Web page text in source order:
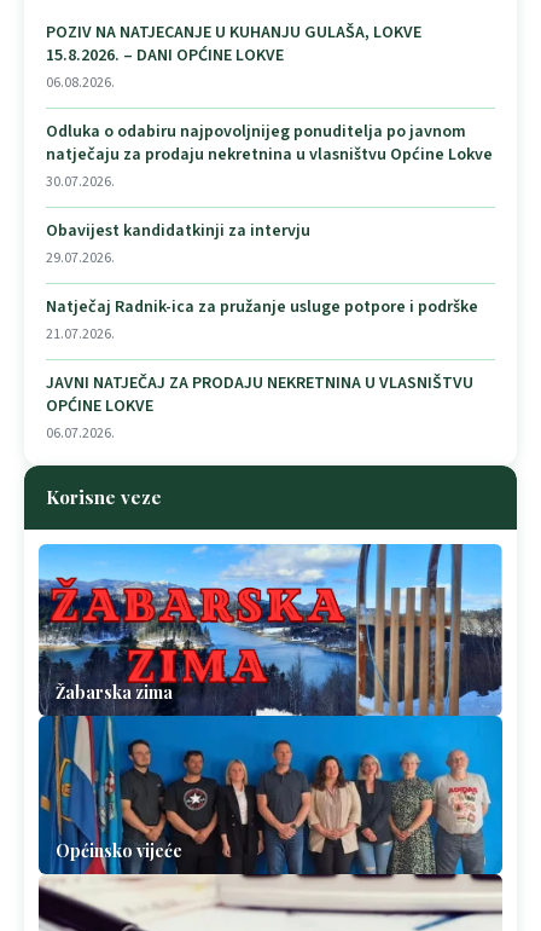
POZIV NA NATJECANJE U KUHANJU GULAŠA, LOKVE
15.8.2026. – DANI OPĆINE LOKVE
06.08.2026.
Odluka o odabiru najpovoljnijeg ponuditelja po javnom
natječaju za prodaju nekretnina u vlasništvu Općine Lokve
30.07.2026.
Obavijest kandidatkinji za intervju
29.07.2026.
Natječaj Radnik-ica za pružanje usluge potpore i podrške
21.07.2026.
JAVNI NATJEČAJ ZA PRODAJU NEKRETNINA U VLASNIŠTVU
OPĆINE LOKVE
06.07.2026.
Korisne veze
Žabarska zima
Općinsko vijeće